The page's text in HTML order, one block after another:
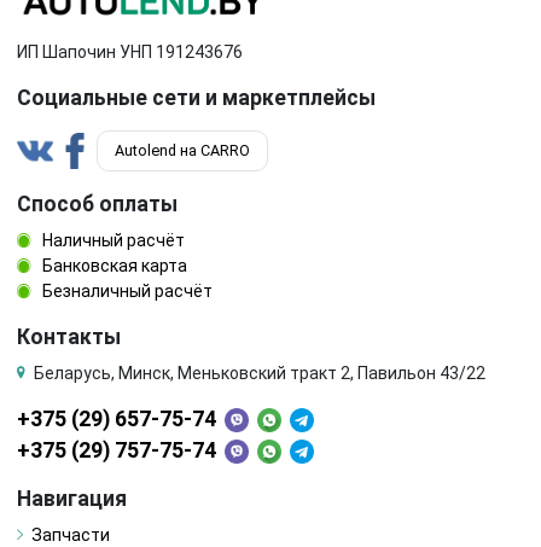
ИП Шапочин УНП 191243676
Социальные сети и маркетплейсы
Autolend на CARRO
Способ оплаты
Наличный расчёт
Банковская карта
Безналичный расчёт
Контакты
Беларусь, Минск, Меньковский тракт 2, Павильон 43/22
+375 (29) 657-75-74
+375 (29) 757-75-74
Навигация
Запчасти